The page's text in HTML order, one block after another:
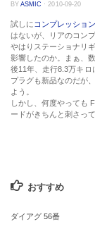
BYASMIC ·2010-09-20
試しに コンプレッション
はないが、リアのコン
やはりステーショナリ
影響したのか。まぁ、
後11年、走行8.3万キロ
プラグも新品なのだが
よう。
しかし、何度やっても
ードがきちんと刺さっ
おすすめ
ダイアグ 56番